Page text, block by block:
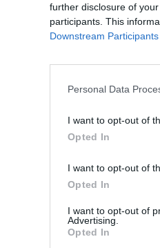
further disclosure of
participants. This
Downstream Participants
Personal Data
I want to opt-out of
Opted In
I want to opt-out of
Opted In
I want to opt-out of
Advertising.
Opted In